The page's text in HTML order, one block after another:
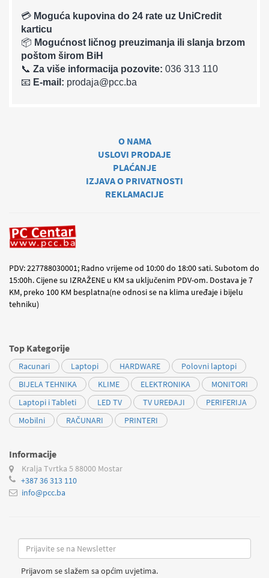
💳 Moguća kupovina do 24 rate uz UniCredit
karticu
📦 Mogućnost ličnog preuzimanja ili slanja brzom
poštom širom BiH
📞 Za više informacija pozovite: 036 313 110
📧 E-mail: prodaja@pcc.ba
O NAMA
USLOVI PRODAJE
PLAĆANJE
IZJAVA O PRIVATNOSTI
REKLAMACIJE
PDV: 227788030001; Radno vrijeme od 10:00 do 18:00 sati. Subotom do
15:00h. Cijene su IZRAŽENE u KM sa uključenim PDV-om. Dostava je 7
KM, preko 100 KM besplatna(ne odnosi se na klima uređaje i bijelu
tehniku)
Top Kategorije
Racunari Laptopi HARDWARE
Polovni laptopi
BIJELA TEHNIKA
KLIME ELEKTRONIKA
MONITORI
Laptopi i Tableti
LED TV TV UREĐAJI
PERIFERIJA
Mobilni
RAČUNARI PRINTERI
Informacije
Kralja Tvrtka 5 88000 Mostar
+387 36 313 110
info@pcc.ba
Prijavom se slažem sa općim uvjetima.